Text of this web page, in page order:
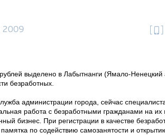
2009
выделено в Лабытнанги (Ямало-Ненецкий
безработных.
администрации города, сейчас
работа с безработными гражданами на их
бизнес. При регистрации в качестве
по содействию самозанятости и